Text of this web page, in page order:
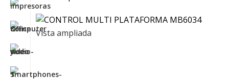
Vista ampliada